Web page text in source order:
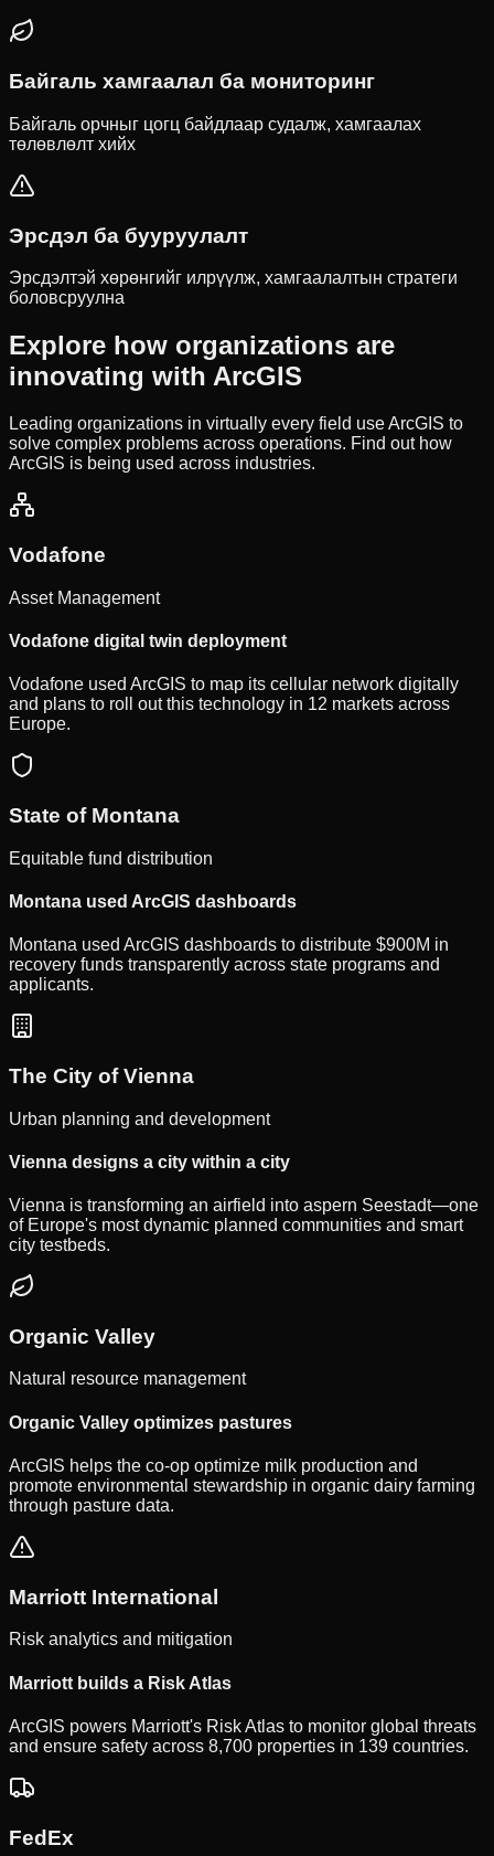
Байгаль хамгаалал ба мониторинг
Байгаль орчныг цогц байдлаар судалж, хамгаалах
төлөвлөлт хийх
Эрсдэл ба бууруулалт
Эрсдэлтэй хөрөнгийг илрүүлж, хамгаалалтын стратеги
боловсруулна
Explore how organizations are
innovating with ArcGIS
Leading organizations in virtually every field use ArcGIS to
solve complex problems across operations. Find out how
ArcGIS is being used across industries.
Vodafone
Asset Management
Vodafone digital twin deployment
Vodafone used ArcGIS to map its cellular network digitally
and plans to roll out this technology in 12 markets across
Europe.
State of Montana
Equitable fund distribution
Montana used ArcGIS dashboards
Montana used ArcGIS dashboards to distribute $900M in
recovery funds transparently across state programs and
applicants.
The City of Vienna
Urban planning and development
Vienna designs a city within a city
Vienna is transforming an airfield into aspern Seestadt—one
of Europe's most dynamic planned communities and smart
city testbeds.
Organic Valley
Natural resource management
Organic Valley optimizes pastures
ArcGIS helps the co-op optimize milk production and
promote environmental stewardship in organic dairy farming
through pasture data.
Marriott International
Risk analytics and mitigation
Marriott builds a Risk Atlas
ArcGIS powers Marriott's Risk Atlas to monitor global threats
and ensure safety across 8,700 properties in 139 countries.
FedEx